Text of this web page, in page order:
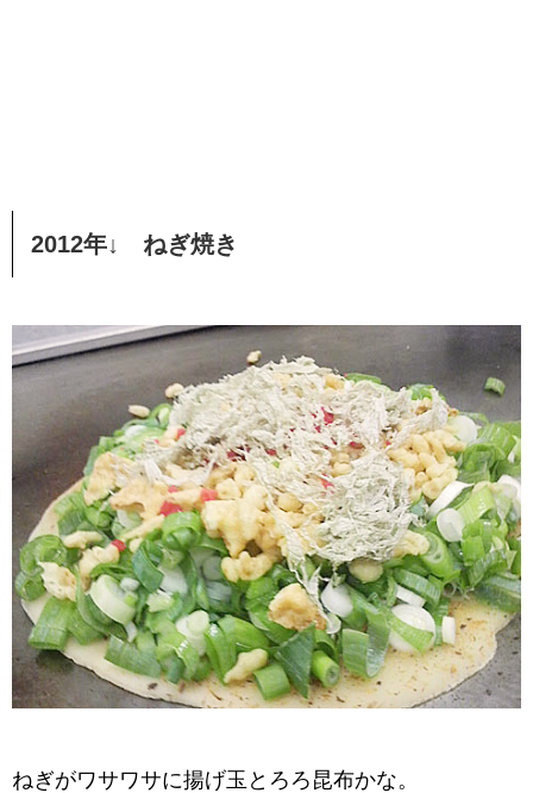
2012年↓ ねぎ焼き
ねぎがワサワサに揚げ玉とろろ昆布かな。